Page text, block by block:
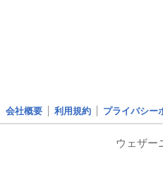
会社概要 利用規約 プライバシー
ウェザー